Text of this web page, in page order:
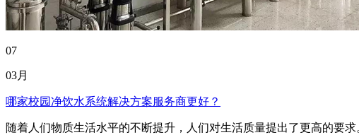
07
03月
哪家校园净饮水系统解决方案服务商更好？
随着人们物质生活水平的不断提升，人们对生活质量提出了更高的要